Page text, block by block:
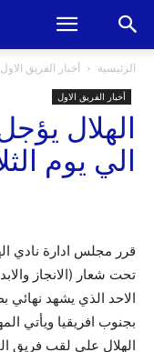
الرئيسية أخبار الفريق الاول
أخبار الفريق الاول
الهلال
الي يوم
قرر مجلس ادارة نادي
تحت شعار (الانجاز
الاحد الذي يشهد نهائي
بجنوب افريقيا ويأتي
الهلال علي لقب فريق